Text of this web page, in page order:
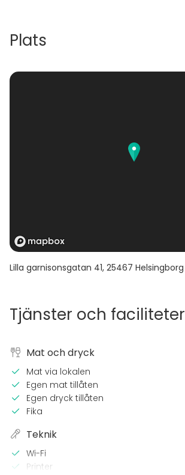
Plats
Lilla garnisonsgatan 41, 25467 Helsingborg
Tjänster och faciliteter
Mat och dryck
Mat via lokalen
Egen mat tillåten
Egen dryck tillåten
Fika
Teknik
Wi-Fi
Printer